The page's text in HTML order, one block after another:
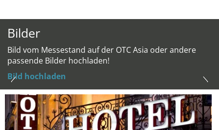
Bilder
Bild vom Messestand auf der OTC Asia oder andere
passende Bilder hochladen!
Bild hochladen